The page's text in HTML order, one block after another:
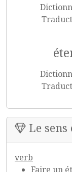
Le
verb
Faire un